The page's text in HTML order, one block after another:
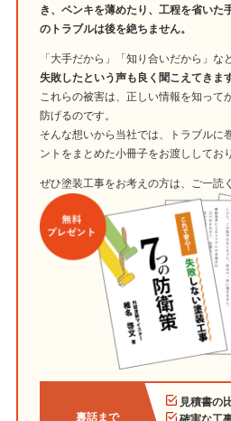
き、ペンキを薄めたり、工程を省いた
のトラブルは後を絶ちません。
「大手だから」「知り合いだから」な
失敗したという声も良く聞こえてきます
これらの被害は、正しい情報を知って
防げるのです。
そんな想いから当社では、トラブルに
ントをまとめた小冊子をお渡ししてお
ぜひ塗装工事をお考えの方は、ご一読
裏話まで
見積書の